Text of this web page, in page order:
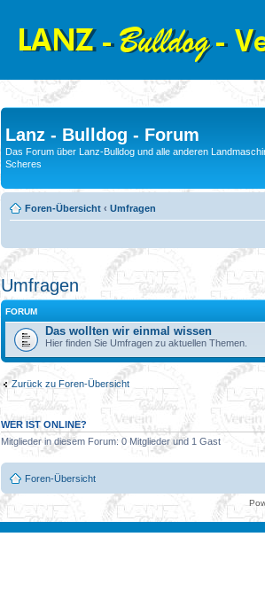
Lanz - Bulldog - Forum
Das Forum über Lanz-Bulldog und alle anderen
Scheres
Foren-Übersicht ‹ Umfragen
Umfragen
FORUM
Das wollten wir einmal wissen
Hier finden Sie Umfragen zu aktuellen Themen.
Zurück zu Foren-Übersicht
WER IST ONLINE?
Mitglieder in diesem Forum: 0 Mitglieder und 1 Gast
Foren-Übersicht